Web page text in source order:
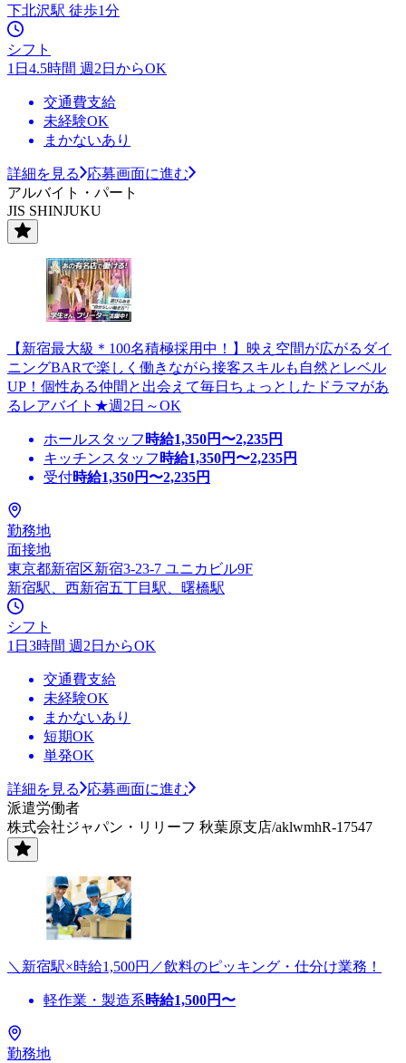
下北沢駅 徒歩1分
シフト
1日4.5時間 週2日からOK
交通費支給
未経験OK
まかないあり
詳細を見る
応募画面に進む
アルバイト・パート
JIS SHINJUKU
【新宿最大級＊100名積極採用中！】映え空間が広がるダイ
ニングBARで楽しく働きながら接客スキルも自然とレベル
UP！個性ある仲間と出会えて毎日ちょっとしたドラマがあ
るレアバイト★週2日～OK
ホールスタッフ 時給1,350円〜2,235円
キッチンスタッフ 時給1,350円〜2,235円
受付時給1,350円〜2,235円
勤務地
面接地
東京都新宿区新宿3-23-7 ユニカビル9F
新宿駅、西新宿五丁目駅、曙橋駅
シフト
1日3時間 週2日からOK
交通費支給
未経験OK
まかないあり
短期OK
単発OK
詳細を見る
応募画面に進む
派遣労働者
株式会社ジャパン・リリーフ 秋葉原支店/aklwmhR-17547
＼新宿駅×時給1,500円／飲料のピッキング・仕分け業務！
軽作業・製造系時給1,500円〜
勤務地